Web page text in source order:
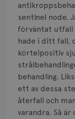
sentinel node.
förväntat utfall
hade i ditt fall,
körtelpositiv
behandling.
ett av dessa
återfall och
varandra. Så